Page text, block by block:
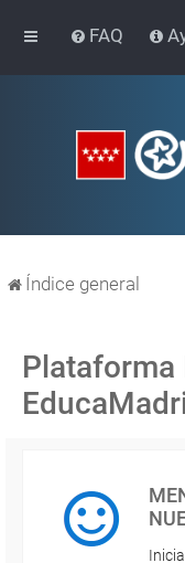
FAQ
Índice general
Plataforma